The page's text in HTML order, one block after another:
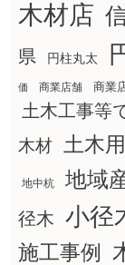
木材店
県
円柱丸太
価 商業店舗 商業
土木工事等
木材
土木
地中杭 地域
径木 小径
施工事例